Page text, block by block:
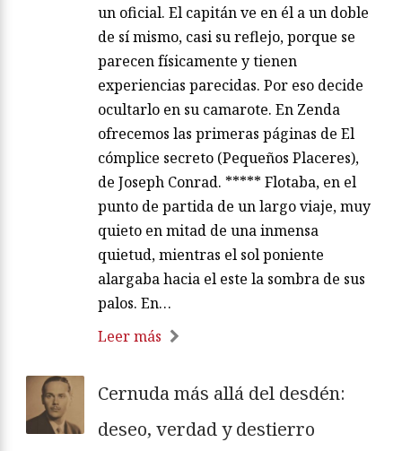
un oficial. El capitán ve en él a un doble
de sí mismo, casi su reflejo, porque se
parecen físicamente y tienen
experiencias parecidas. Por eso decide
ocultarlo en su camarote. En Zenda
ofrecemos las primeras páginas de El
cómplice secreto (Pequeños Placeres),
de Joseph Conrad. ***** Flotaba, en el
punto de partida de un largo viaje, muy
quieto en mitad de una inmensa
quietud, mientras el sol poniente
alargaba hacia el este la sombra de sus
palos. En…
Leer más
Cernuda más allá del desdén:
deseo, verdad y destierro